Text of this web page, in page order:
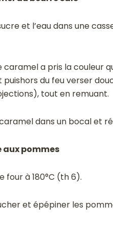
et l’eau dans une
caramel a pris la couleur
puishors du feu verser
tout en remuant.
dans un bocal et
aux pommes
four à 180°C (th 6).
et épépiner les